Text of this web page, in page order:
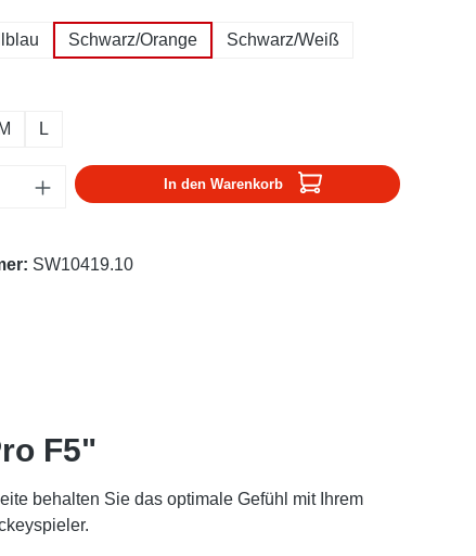
Schwarz/Orange Schwarz/Weiß
M L
Gib den gewünschten Wert ein
In den Warenkorb
SW10419.10
F5"
behalten Sie das optimale Gefühl mit Ihrem